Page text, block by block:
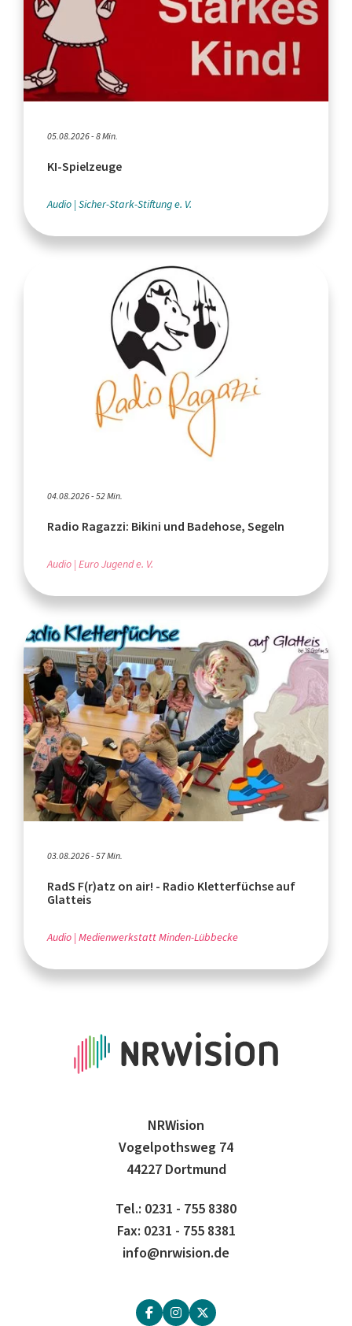
05.08.2026 - 8 Min.
KI-Spielzeuge
Audio Sicher-Stark-Stiftung e. V.
04.08.2026 - 52 Min.
Radio Ragazzi: Bikini und Badehose, Segeln
Audio Euro Jugend e. V.
03.08.2026 - 57 Min.
RadS F(r)atz on air! - Radio Kletterfüchse auf
Glatteis
Audio Medienwerkstatt Minden-Lübbecke
NRWision
Vogelpothsweg 74
44227 Dortmund
Tel.: 0231 - 755 8380
Fax: 0231 - 755 8381
info@nrwision.de